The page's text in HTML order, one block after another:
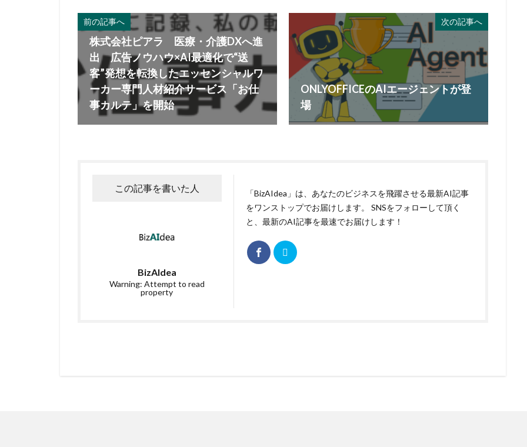
前の記事へ
株式会社ピアラ 医療・介護DXへ進
出 広告ノウハウ×AI最適化で“送
客”発想を転換したエッセンシャルワ
ーカー専門人材紹介サービス「お仕
事カルテ」を開始
次の記事へ
ONLYOFFICEのAIエージェントが登
場
この記事を書いた人
BizAIdea
Warning: Attempt to read
property
「BizAIdea」は、あなたのビジネスを飛躍させる最新AI記事
をワンストップでお届けします。 SNSをフォローして頂く
と、最新のAI記事を最速でお届けします！